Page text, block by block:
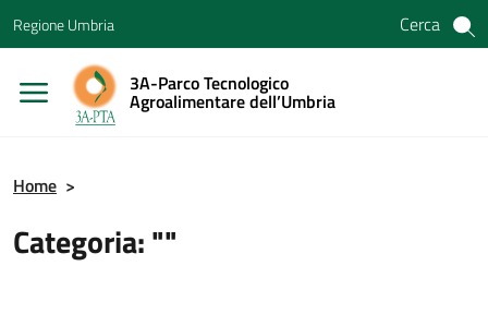
Vai al menu di navigazione
Vai al footer
Regione Umbria Cerca
3A-Parco Tecnologico
Agroalimentare dell’Umbria
Home >
Categoria: ""